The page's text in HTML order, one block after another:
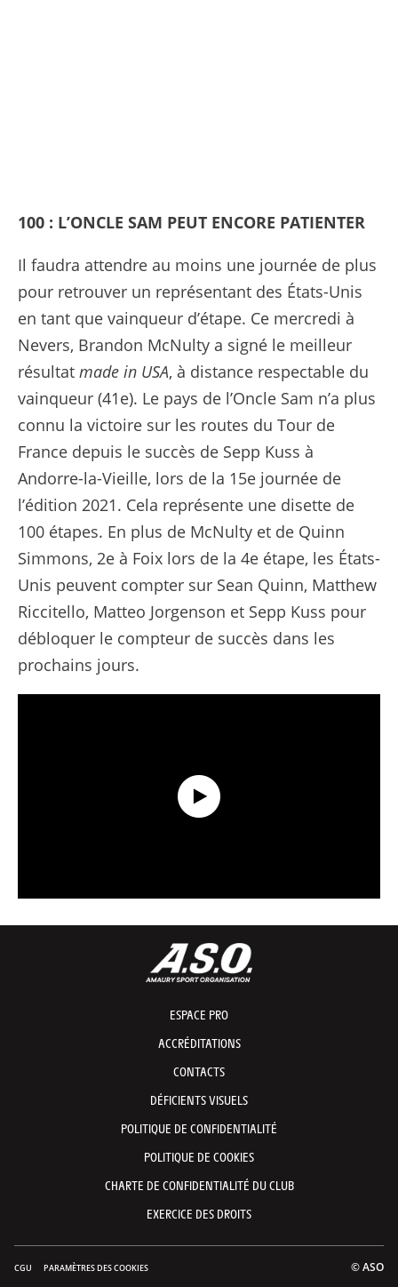
100 : L’ONCLE SAM PEUT ENCORE PATIENTER
Il faudra attendre au moins une journée de plus
pour retrouver un représentant des États-Unis
en tant que vainqueur d’étape. Ce mercredi à
Nevers, Brandon McNulty a signé le meilleur
résultat made in USA, à distance respectable du
vainqueur (41e). Le pays de l’Oncle Sam n’a plus
connu la victoire sur les routes du Tour de
France depuis le succès de Sepp Kuss à
Andorre-la-Vieille, lors de la 15e journée de
l’édition 2021. Cela représente une disette de
100 étapes. En plus de McNulty et de Quinn
Simmons, 2e à Foix lors de la 4e étape, les États-
Unis peuvent compter sur Sean Quinn, Matthew
Riccitello, Matteo Jorgenson et Sepp Kuss pour
débloquer le compteur de succès dans les
prochains jours.
ESPACE PRO
ACCRÉDITATIONS
CONTACTS
DÉFICIENTS VISUELS
POLITIQUE DE CONFIDENTIALITÉ
POLITIQUE DE COOKIES
CHARTE DE CONFIDENTIALITÉ DU CLUB
EXERCICE DES DROITS
CGU PARAMÈTRES DES COOKIES © ASO